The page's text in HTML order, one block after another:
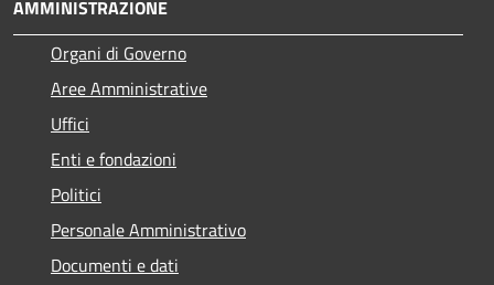
AMMINISTRAZIONE
Organi di Governo
Aree Amministrative
Uffici
Enti e fondazioni
Politici
Personale Amministrativo
Documenti e dati